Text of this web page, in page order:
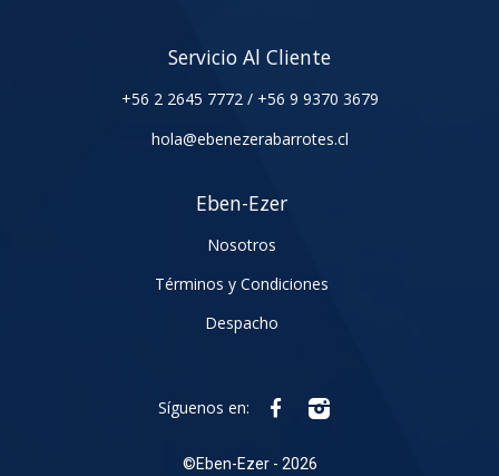
Servicio Al Cliente
+56 2 2645 7772 / +56 9 9370 3679
hola@ebenezerabarrotes.cl
Eben-Ezer
Nosotros
Términos y Condiciones
Despacho
Síguenos en:
©Eben-Ezer - 2026